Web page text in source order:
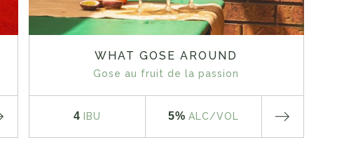
WHAT GOSE AROUND
Gose au fruit de la passion
4 IBU 5% ALC/VOL